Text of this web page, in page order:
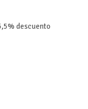
descuento